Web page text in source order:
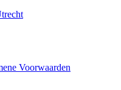
Voorwaarden